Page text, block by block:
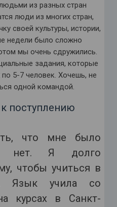
из разных стран
люди из многих стран,
своей культуры, истории,
недели было сложно
мы очень сдружились.
задания, которые
5-7 человек. Хочешь, не
одной командой.
поступлению
что мне было
нет. Я долго
чтобы учиться в
Язык учила со
курсах в Санкт-